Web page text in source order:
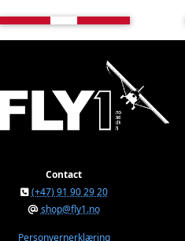
Contact
(+47) 91 90 29 20
shop@fly1.no
Personvernerklæring